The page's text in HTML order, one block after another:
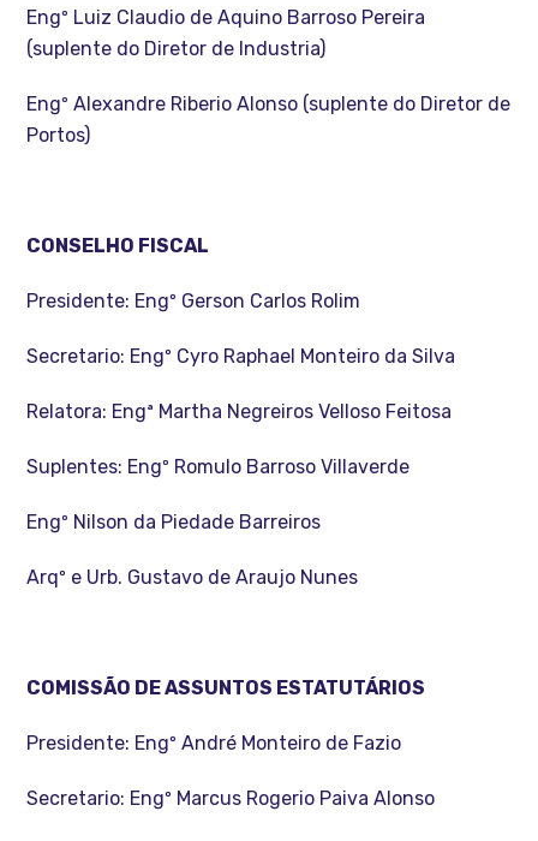
Engº Luiz Claudio de Aquino Barroso Pereira
(suplente do Diretor de Industria)
Engº Alexandre Riberio Alonso (suplente do Diretor de
Portos)
CONSELHO FISCAL
Presidente: Engº Gerson Carlos Rolim
Secretario: Engº Cyro Raphael Monteiro da Silva
Relatora: Engª Martha Negreiros Velloso Feitosa
Suplentes: Engº Romulo Barroso Villaverde
Engº Nilson da Piedade Barreiros
Arqº e Urb. Gustavo de Araujo Nunes
COMISSÃO DE ASSUNTOS ESTATUTÁRIOS
Presidente: Engº André Monteiro de Fazio
Secretario: Engº Marcus Rogerio Paiva Alonso